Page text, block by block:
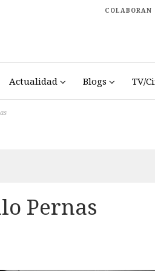
COLABORAN
Actualidad Blogs TV/
Pernas